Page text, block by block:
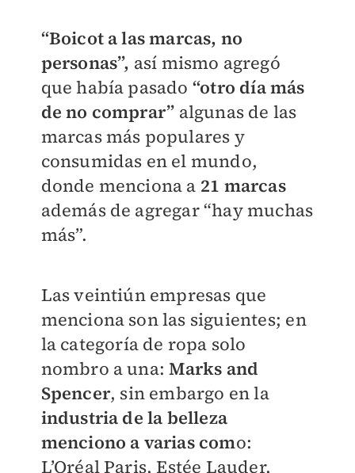
“Boicot a las marcas, no
personas”, así mismo agregó
que había pasado “otro día más
de no comprar” algunas de las
marcas más populares y
consumidas en el mundo,
donde menciona a 21 marcas
además de agregar “hay muchas
más”.
Las veintiún empresas que
menciona son las siguientes; en
la categoría de ropa solo
nombro a una: Marks and
Spencer, sin embargo en la
industria de la belleza
menciono a varias como:
L’Oréal Paris, Estée Lauder,